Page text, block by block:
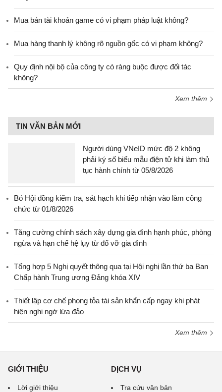
Mua bán tài khoản game có vi phạm pháp luật không?
Mua hàng thanh lý không rõ nguồn gốc có vi phạm không?
Quy định nội bộ của công ty có ràng buộc được đối tác
không?
Xem thêm
TIN VĂN BẢN MỚI
Người dùng VNeID mức độ 2 không
phải ký số biểu mẫu điện tử khi làm thủ
tục hành chính từ 05/8/2026
Bỏ Hội đồng kiểm tra, sát hạch khi tiếp nhận vào làm công
chức từ 01/8/2026
Tăng cường chính sách xây dựng gia đình hạnh phúc, phòng
ngừa và hạn chế hệ lụy từ đổ vỡ gia đình
Tổng hợp 5 Nghị quyết thông qua tại Hội nghị lần thứ ba Ban
Chấp hành Trung ương Đảng khóa XIV
Thiết lập cơ chế phong tỏa tài sản khẩn cấp ngay khi phát
hiện nghi ngờ lừa đảo
Xem thêm
GIỚI THIỆU
Lời giới thiệu
DỊCH VỤ
Tra cứu văn bản